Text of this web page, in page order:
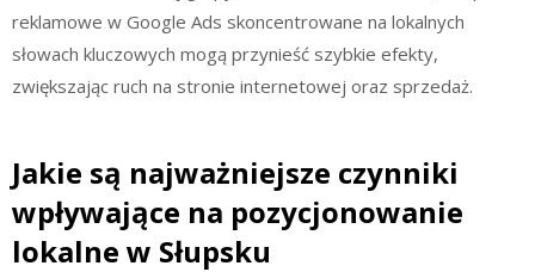
reklamowe w Google Ads skoncentrowane na lokalnych
słowach kluczowych mogą przynieść szybkie efekty,
zwiększając ruch na stronie internetowej oraz sprzedaż.
Jakie są najważniejsze czynniki
wpływające na pozycjonowanie
lokalne w Słupsku